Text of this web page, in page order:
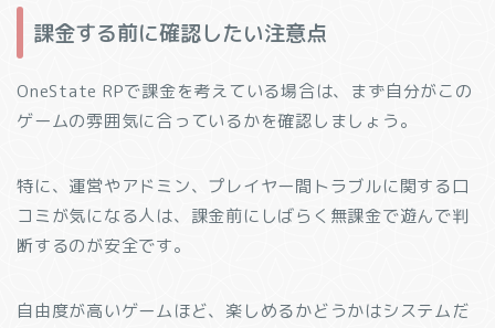
課金する前に確認したい注意点
OneState RPで課金を考えている場合は、まず自分がこの
ゲームの雰囲気に合っているかを確認しましょう。
特に、運営やアドミン、プレイヤー間トラブルに関する口
コミが気になる人は、課金前にしばらく無課金で遊んで判
断するのが安全です。
自由度が高いゲームほど、楽しめるかどうかはシステムだ